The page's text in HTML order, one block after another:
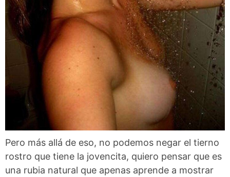
Pero más allá de eso, no podemos negar el tierno
rostro que tiene la jovencita, quiero pensar que es
una rubia natural que apenas aprende a mostrar